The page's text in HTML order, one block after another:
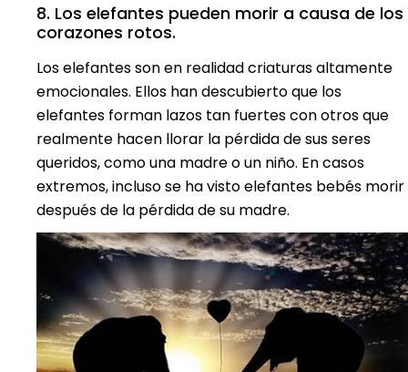
8. Los elefantes pueden morir a causa de los
corazones rotos.
Los elefantes son en realidad criaturas altamente
emocionales. Ellos han descubierto que los
elefantes forman lazos tan fuertes con otros que
realmente hacen llorar la pérdida de sus seres
queridos, como una madre o un niño. En casos
extremos, incluso se ha visto elefantes bebés morir
después de la pérdida de su madre.